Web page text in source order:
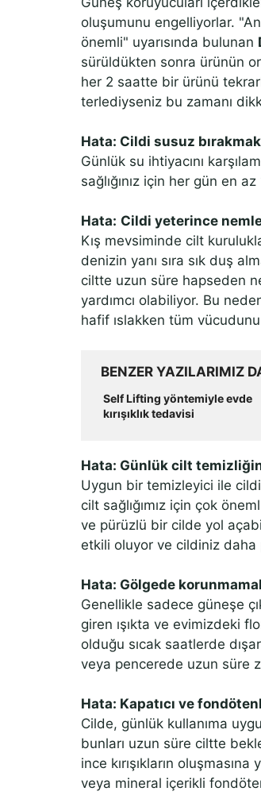
oluşumunu engelliyorlar.
önemli" uyarısında bulunan
sürüldükten sonra ürünün
her 2 saatte bir ürünü
terlediyseniz bu zamanı
Hata: Cildi susuz bırakmak
Günlük su ihtiyacını
sağlığınız için her gün en
Hata: Cildi yeterince
Kış mevsiminde cilt
denizin yanı sıra sık duş
ciltte uzun süre hapseden
yardımcı olabiliyor. Bu
hafif ıslakken tüm
BENZER YAZILARIMIZ
Self Lifting yöntemiyle evde
kırışıklık tedavisi
Hata: Günlük cilt
Uygun bir temizleyici ile
cilt sağlığımız için çok
ve pürüzlü bir cilde yol
etkili oluyor ve cildiniz daha
Hata: Gölgede
Genellikle sadece güneşe
giren ışıkta ve evimizdeki
olduğu sıcak saatlerde
veya pencerede uzun süre
Hata: Kapatıcı ve
Cilde, günlük kullanıma
bunları uzun süre ciltte
ince kırışıkların
veya mineral içerikli